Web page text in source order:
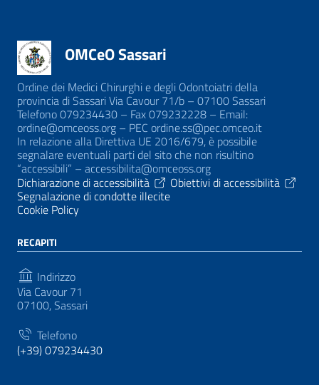
OMCeO Sassari
Ordine dei Medici Chirurghi e degli Odontoiatri della
provincia di Sassari Via Cavour 71/b – 07100 Sassari
Telefono 079234430 – Fax 079232228 – Email:
ordine@omceoss.org – PEC ordine.ss@pec.omceo.it
In relazione alla Direttiva UE 2016/679, è possibile
segnalare eventuali parti del sito che non risultino
“accessibili” – accessibilita@omceoss.org
Dichiarazione di accessibilità
Obiettivi di accessibilità
Segnalazione di condotte illecite
Cookie Policy
RECAPITI
Indirizzo
Via Cavour 71
07100, Sassari
Telefono
(+39) 079234430